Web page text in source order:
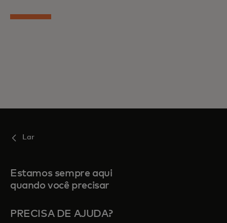
Lar
Estamos sempre aqui
quando você precisar
PRECISA DE AJUDA?